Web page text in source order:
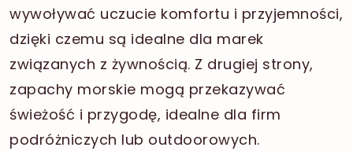
wywoływać uczucie komfortu i przyjemności,
dzięki czemu są idealne dla marek
związanych z żywnością. Z drugiej strony,
zapachy morskie mogą przekazywać
świeżość i przygodę, idealne dla firm
podróżniczych lub outdoorowych.